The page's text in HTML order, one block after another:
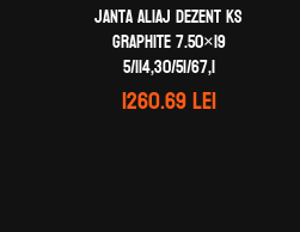
Janta aliaj DEZENT KS
graphite 7.50×19
5/114,30/51/67,1
1260.69lei